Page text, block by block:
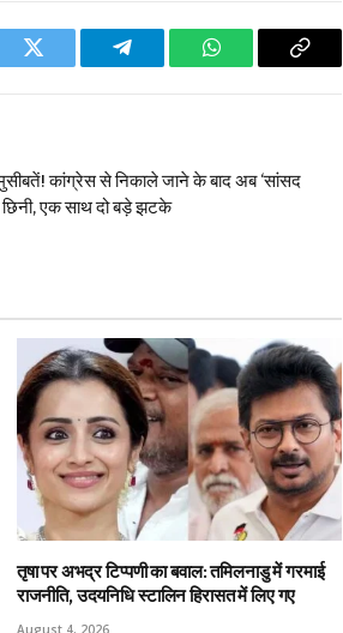
Twitter Telegram WhatsAppCopy
मुसीबतें! कांग्रेस से निकाले जाने के बाद अब ‘सांसद
छिनी, एक साथ दो बड़े झटके
तृषा पर अभद्र टिप्पणी का बवाल: तमिलनाडु में गरमाई
राजनीति, उदयनिधि स्टालिन हिरासत में लिए गए